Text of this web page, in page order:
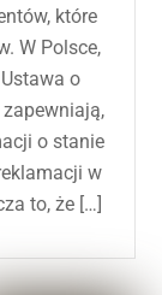
które
W Polsce,
o
o stanie
w
to, że […]